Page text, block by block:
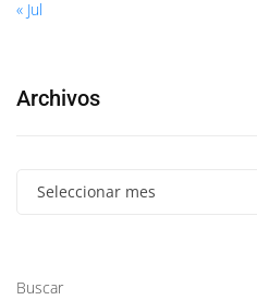
« Jul
Archivos
Seleccionar mes
Buscar